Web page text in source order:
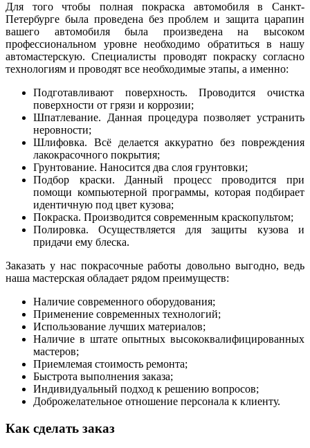
Для того чтобы полная покраска автомобиля в Санкт-
Петербурге была проведена без проблем и защита царапин
вашего автомобиля была произведена на высоком
профессиональном уровне необходимо обратиться в нашу
автомастерскую. Специалисты проводят покраску согласно
технологиям и проводят все необходимые этапы, а именно:
Подготавливают поверхность. Проводится очистка
поверхности от грязи и коррозии;
Шпатлевание. Данная процедура позволяет устранить
неровности;
Шлифовка. Всё делается аккуратно без повреждения
лакокрасочного покрытия;
Грунтование. Наносится два слоя грунтовки;
Подбор краски. Данный процесс проводится при
помощи компьютерной программы, которая подбирает
идентичную под цвет кузова;
Покраска. Производится современным краскопультом;
Полировка. Осуществляется для защиты кузова и
придачи ему блеска.
Заказать у нас покрасочные работы довольно выгодно, ведь
наша мастерская обладает рядом преимуществ:
Наличие современного оборудования;
Применение современных технологий;
Использование лучших материалов;
Наличие в штате опытных высококвалифицированных
мастеров;
Приемлемая стоимость ремонта;
Быстрота выполнения заказа;
Индивидуальный подход к решению вопросов;
Доброжелательное отношение персонала к клиенту.
Как сделать заказ